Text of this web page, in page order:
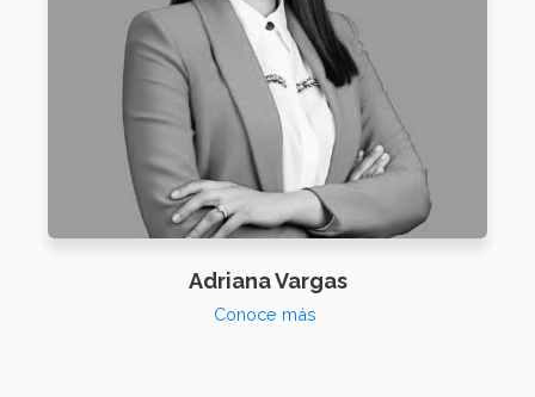
Adriana Vargas
Conoce más